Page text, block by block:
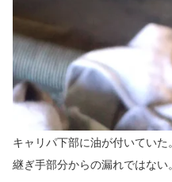
キャリパ下部に油が付いていた。
継ぎ手部分からの漏れではない。